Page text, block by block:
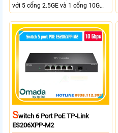
với 5 cổng 2.5GE và 1 cổng 10G
SFP+, đáp ứng nhu cầu truyền tải
dữ liệu lớn sở hữu băng thông
chuyển mạch 45Gbps cùng tốc độ
chuyển tiếp 33.48Mpps, mang lại
nghiệp văn phòng và hệ thống
mạng hiện đại.
SWitch 6 Port PoE TP-Link
ES206XPP-M2